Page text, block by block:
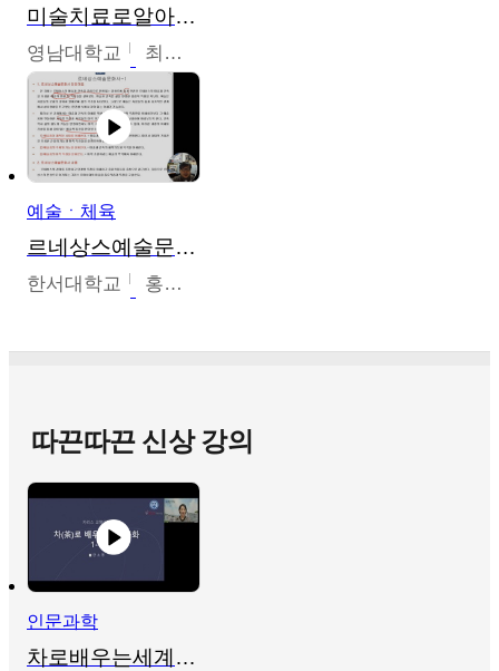
미술치료로알아가는가족이야기
영남대학교 최선남
예술ㆍ체육
르네상스예술문화사
한서대학교 홍창호
따끈따끈 신상 강의
인문과학
차로배우는세계문화